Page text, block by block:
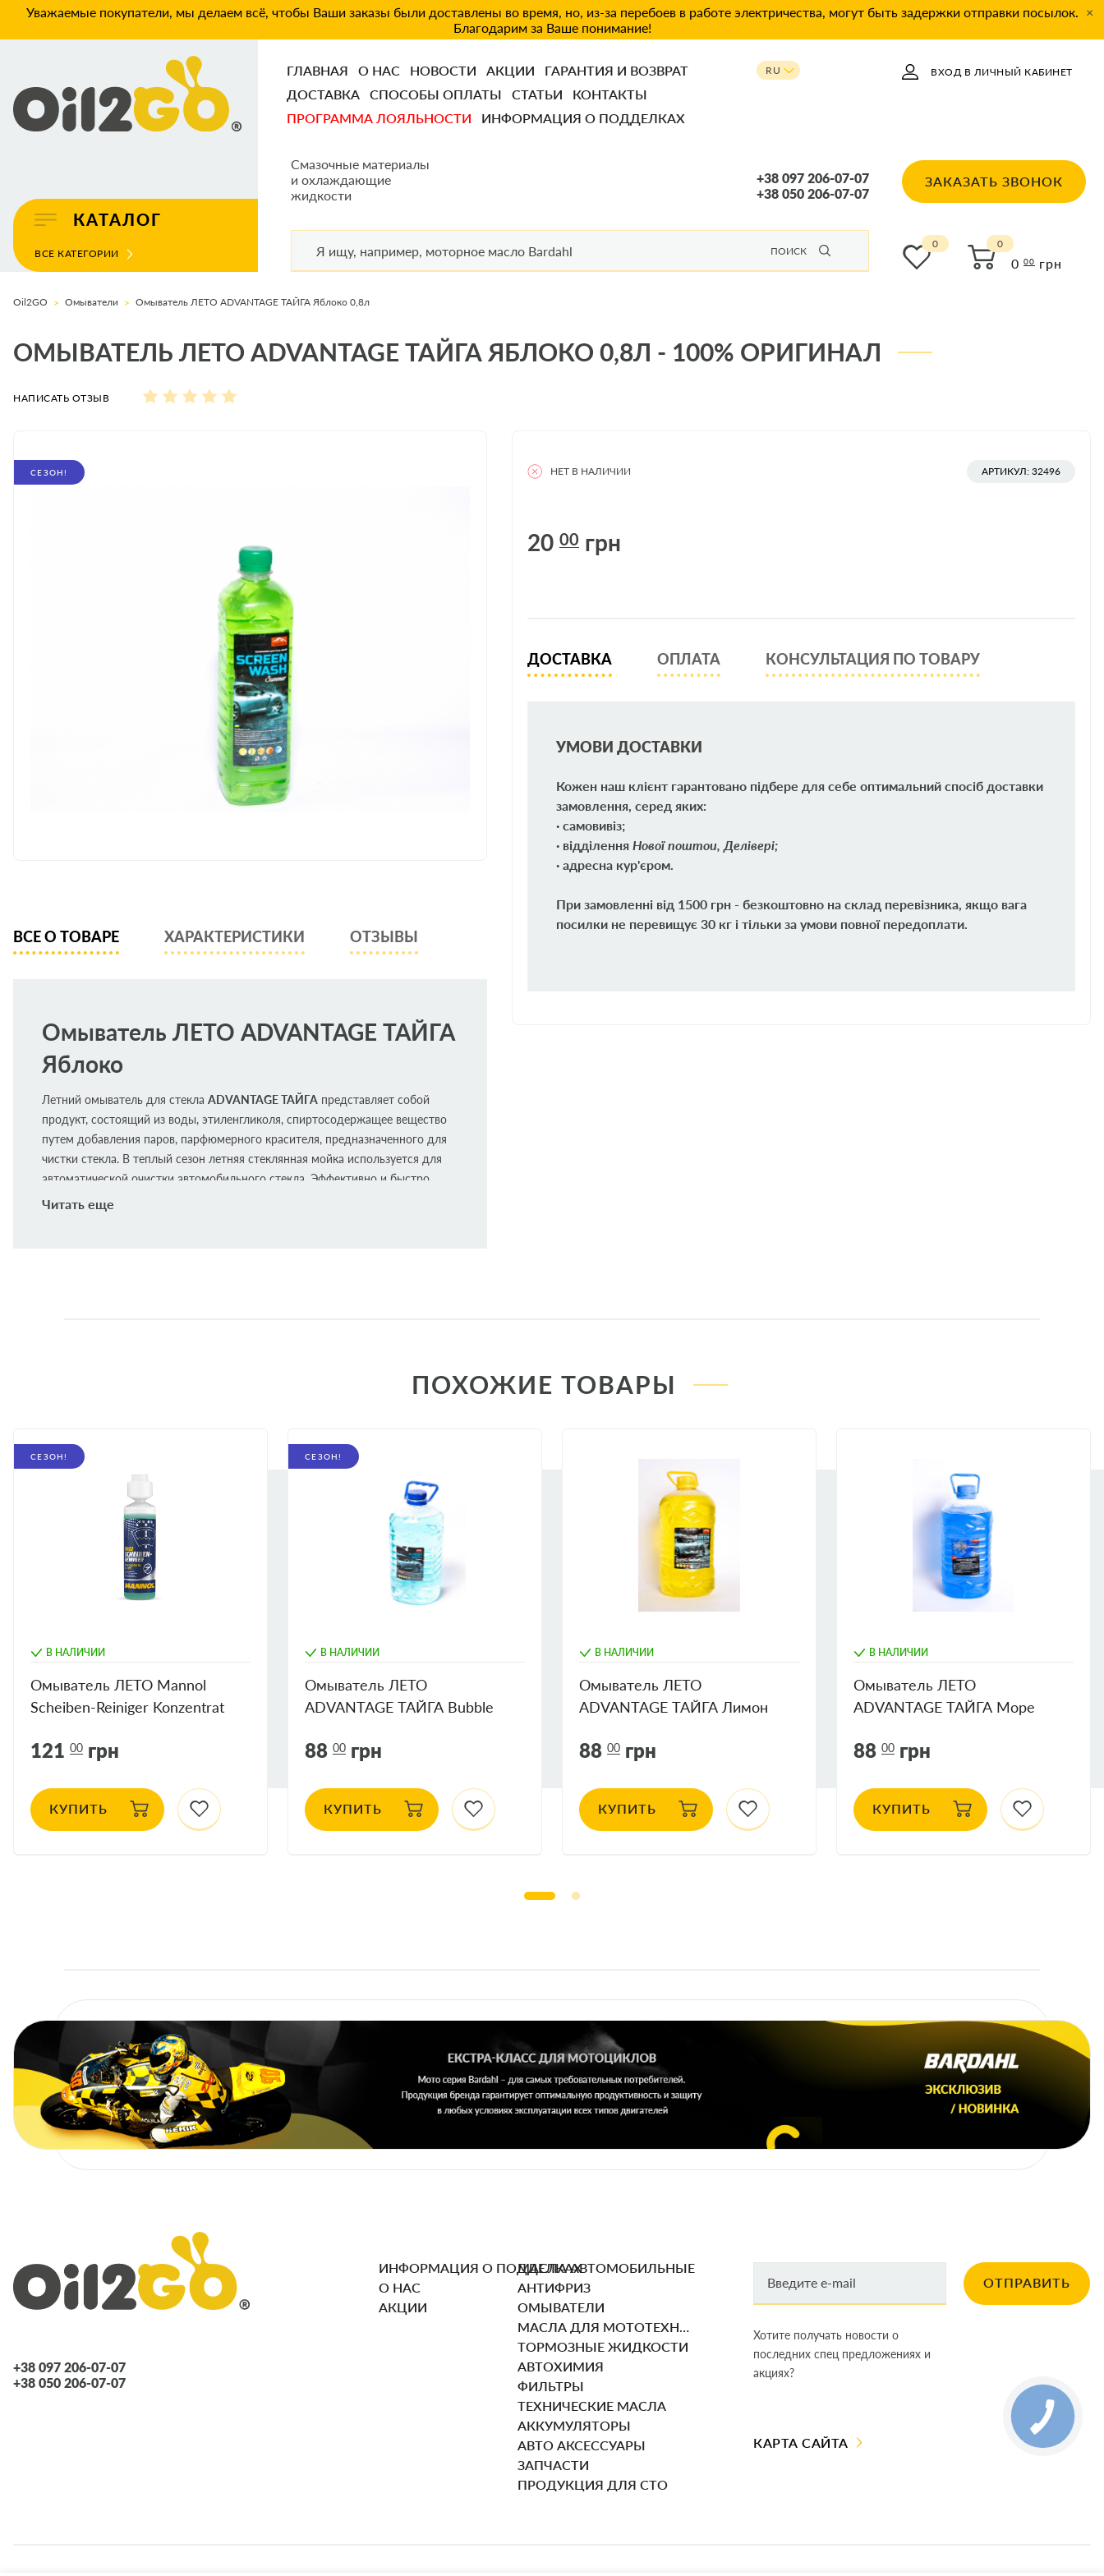
Уважаемые покупатели, мы делаем всё, чтобы Ваши заказы были доставлены во время, но, из-за перебоев в работе электричества, могут быть задержки отправки посылок.
Благодарим за Ваше понимание!
×
КАТАЛОГ
ВСЕ КАТЕГОРИИ
ГЛАВНАЯ О НАС НОВОСТИ АКЦИИ
ГАРАНТИЯ И ВОЗВРАТ
ДОСТАВКА
СПОСОБЫ ОПЛАТЫ СТАТЬИ
КОНТАКТЫ
ПРОГРАММА ЛОЯЛЬНОСТИ
ИНФОРМАЦИЯ О ПОДДЕЛКАХ
Смазочные материалы
и охлаждающие
жидкости
RU
+38 097 206-07-07
+38 050 206-07-07
ПОИСК
ВХОД В ЛИЧНЫЙ КАБИНЕТ
ЗАКАЗАТЬ ЗВОНОК
0
0 00 грн
Oil2GO Омыватели Омыватель ЛЕТО ADVANTAGE ТАЙГА Яблоко 0,8л
ОМЫВАТЕЛЬ ЛЕТО ADVANTAGE ТАЙГА ЯБЛОКО 0,8Л - 100% ОРИГИНАЛ
НАПИСАТЬ ОТЗЫВ
СЕЗОН!
ВСЕ О ТОВАРЕ ХАРАКТЕРИСТИКИ ОТЗЫВЫ
Омыватель ЛЕТО ADVANTAGE ТАЙГА
Яблоко
Летний омыватель для стекла ADVANTAGE ТАЙГА представляет собой
продукт, состоящий из воды, этиленгликоля, спиртосодержащее вещество
путем добавления паров, парфюмерного красителя, предназначенного для
чистки стекла. В теплый сезон летняя стеклянная мойка используется для
автоматической очистки автомобильного стекла. Эффективно и быстро
очищает стекло, грязь, удаляет насекомых и жирные пятна, разводы на
Большие очистительные свойства;
Долгий срок службы;
Не оставляет разводов .
Читать еще
НЕТ В НАЛИЧИИ АРТИКУЛ: 32496
20 00 грн
ДОСТАВКА ОПЛАТА КОНСУЛЬТАЦИЯ ПО ТОВАРУ
УМОВИ ДОСТАВКИ
Кожен наш клієнт гарантовано підбере для себе оптимальний спосіб доставки
замовлення, серед яких:
· самовивіз;
· відділення Нової поштои, Делівері;
· адресна кур'єром.
При замовленні від 1500 грн - безкоштовно на склад перевізника, якщо вага
посилки не перевищує 30 кг і тільки за умови повної передоплати.
ПОХОЖИЕ ТОВАРЫ
В НАЛИЧИИ
СЕЗОН!
Омыватель ЛЕТО Mannol
Scheiben-Reiniger Konzentrat
121 00 грн
КУПИТЬ
В НАЛИЧИИ
СЕЗОН!
Омыватель ЛЕТО
ADVANTAGE ТАЙГА Bubble
88 00 грн
КУПИТЬ
В НАЛИЧИИ
Омыватель ЛЕТО
ADVANTAGE ТАЙГА Лимон
88 00 грн
КУПИТЬ
В НАЛИЧИИ
Омыватель ЛЕТО
ADVANTAGE ТАЙГА Море
88 00 грн
КУПИТЬ
+38 097 206-07-07
+38 050 206-07-07
ИНФОРМАЦИЯ О ПОДДЕЛКАХ
О НАС
АКЦИИ
МАСЛА АВТОМОБИЛЬНЫЕ
АНТИФРИЗ
ОМЫВАТЕЛИ
МАСЛА ДЛЯ МОТОТЕХНИКИ
ТОРМОЗНЫЕ ЖИДКОСТИ
АВТОХИМИЯ
ФИЛЬТРЫ
ТЕХНИЧЕСКИЕ МАСЛА
АККУМУЛЯТОРЫ
АВТО АКСЕССУАРЫ
ЗАПЧАСТИ
ПРОДУКЦИЯ ДЛЯ СТО
ОТПРАВИТЬ
Хотите получать новости о
последних спец предложениях и
акциях?
КАРТА САЙТА